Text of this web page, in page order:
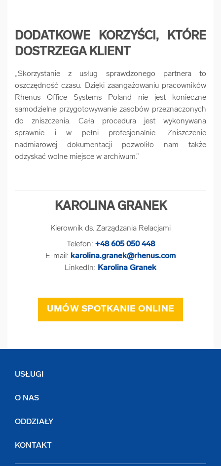
DODATKOWE KORZYŚCI, KTÓRE
DOSTRZEGA KLIENT
„Skorzystanie z usług sprawdzonego partnera to
oszczędność czasu. Dzięki zaangażowaniu pracowników
Rhenus Office Systems Poland nie jest konieczne
samodzielne przygotowywanie zasobów przeznaczonych
do zniszczenia. Cała procedura jest wykonywana
sprawnie i w pełni profesjonalnie. Zniszczenie
nadmiarowej dokumentacji pozwoliło nam także
odzyskać wolne miejsce w archiwum.”
KAROLINA GRANEK
Kierownik ds. Zarządzania Relacjami
Telefon: +48 605 050 448
E-mail: karolina.granek@rhenus.com
LinkedIn: Karolina Granek
UMÓW SPOTKANIE ONLINE
USŁUGI
O NAS
ODDZIAŁY
KONTAKT